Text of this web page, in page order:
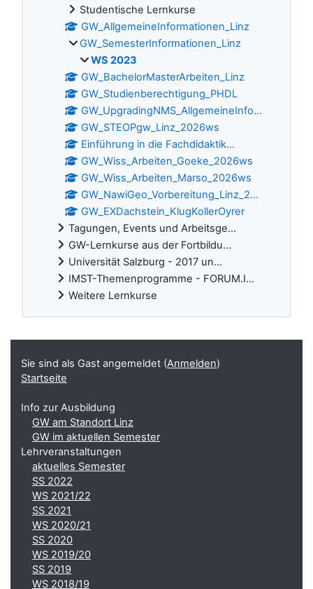
Studentische Lernkurse
GW_AllgemeineInformationen_Linz
GW_SemesterInformationen_Linz
WS 2023
GW_BachelorMasterArbeiten_Linz
GW_Studienberechtigung_PHDL
GW_UpgradingNMS_AllgemeineInfo...
GW_STEOPgw_Linz_2026ws
Einführung in die Fachdidaktik...
GW_Wiss_Arbeiten_Goeke_2026ws
GW_Wiss_Arbeiten_Marso_2026ws
GW_NawiGeo_Vorbereitung_Linz_2...
GW_EXDachstein_KlugKollerOyrer
Tagungen, Events und Arbeitsge...
GW-Lernkurse aus der Fortbildu...
Universität Salzburg - 2017 un...
IMST-Themenprogramme - FORUM.I...
Weitere Lernkurse
Ergänzungsblöcke
Sie sind als Gast angemeldet (Anmelden)
Startseite
Info zur Ausbildung
GW am Standort Linz
GW im aktuellen Semester
Lehrveranstaltungen
aktuelles Semester
SS 2022
WS 2021/22
SS 2021
WS 2020/21
SS 2020
WS 2019/20
SS 2019
WS 2018/19